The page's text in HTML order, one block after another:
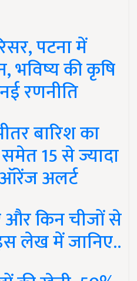
पटना में
भविष्य की कृषि
रणनीति
बारिश का
15 से ज्यादा
ऑरेंज अलर्ट
और किन चीजों से
लेख में जानिए..